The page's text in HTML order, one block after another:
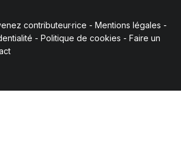
contributeur·rice - Mentions légales -
- Politique de cookies - Faire un